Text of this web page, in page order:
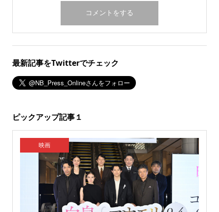
最新記事をTwitterでチェック
ピックアップ記事１
映画